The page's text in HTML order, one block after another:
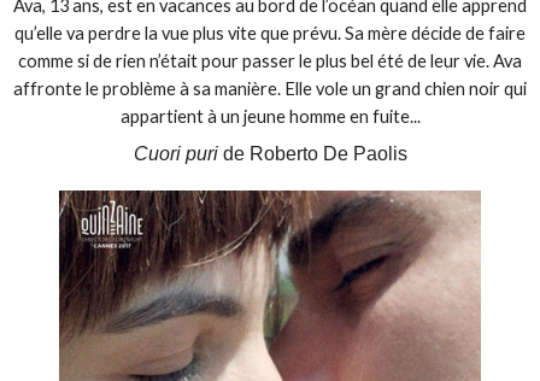
Ava, 13 ans, est en vacances au bord de l’océan quand elle apprend
qu’elle va perdre la vue plus vite que prévu. Sa mère décide de faire
comme si de rien n’était pour passer le plus bel été de leur vie. Ava
affronte le problème à sa manière. Elle vole un grand chien noir qui
appartient à un jeune homme en fuite...
Cuori puri de Roberto De Paolis